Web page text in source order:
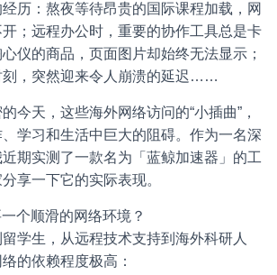
历：熬夜等待昂贵的国际课程加载，网
；远程办公时，重要的协作工具总是卡
仪的商品，页面图片却始终无法显示；
刻，突然迎来令人崩溃的延迟……
今天，这些海外网络访问的“小插曲”，
学习和生活中巨大的阻碍。作为一名深
期实测了一款名为「蓝鲸加速器」的工
享一下它的实际表现。
个顺滑的网络环境？
学生，从远程技术支持到海外科研人
的依赖程度极高：